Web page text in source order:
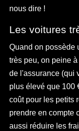
nous dire !
Les voitures
Quand on possède
très peu, on peine
de l'assurance (qui
plus élevé que 100
coût pour les petits
prendre en compte
aussi réduire les